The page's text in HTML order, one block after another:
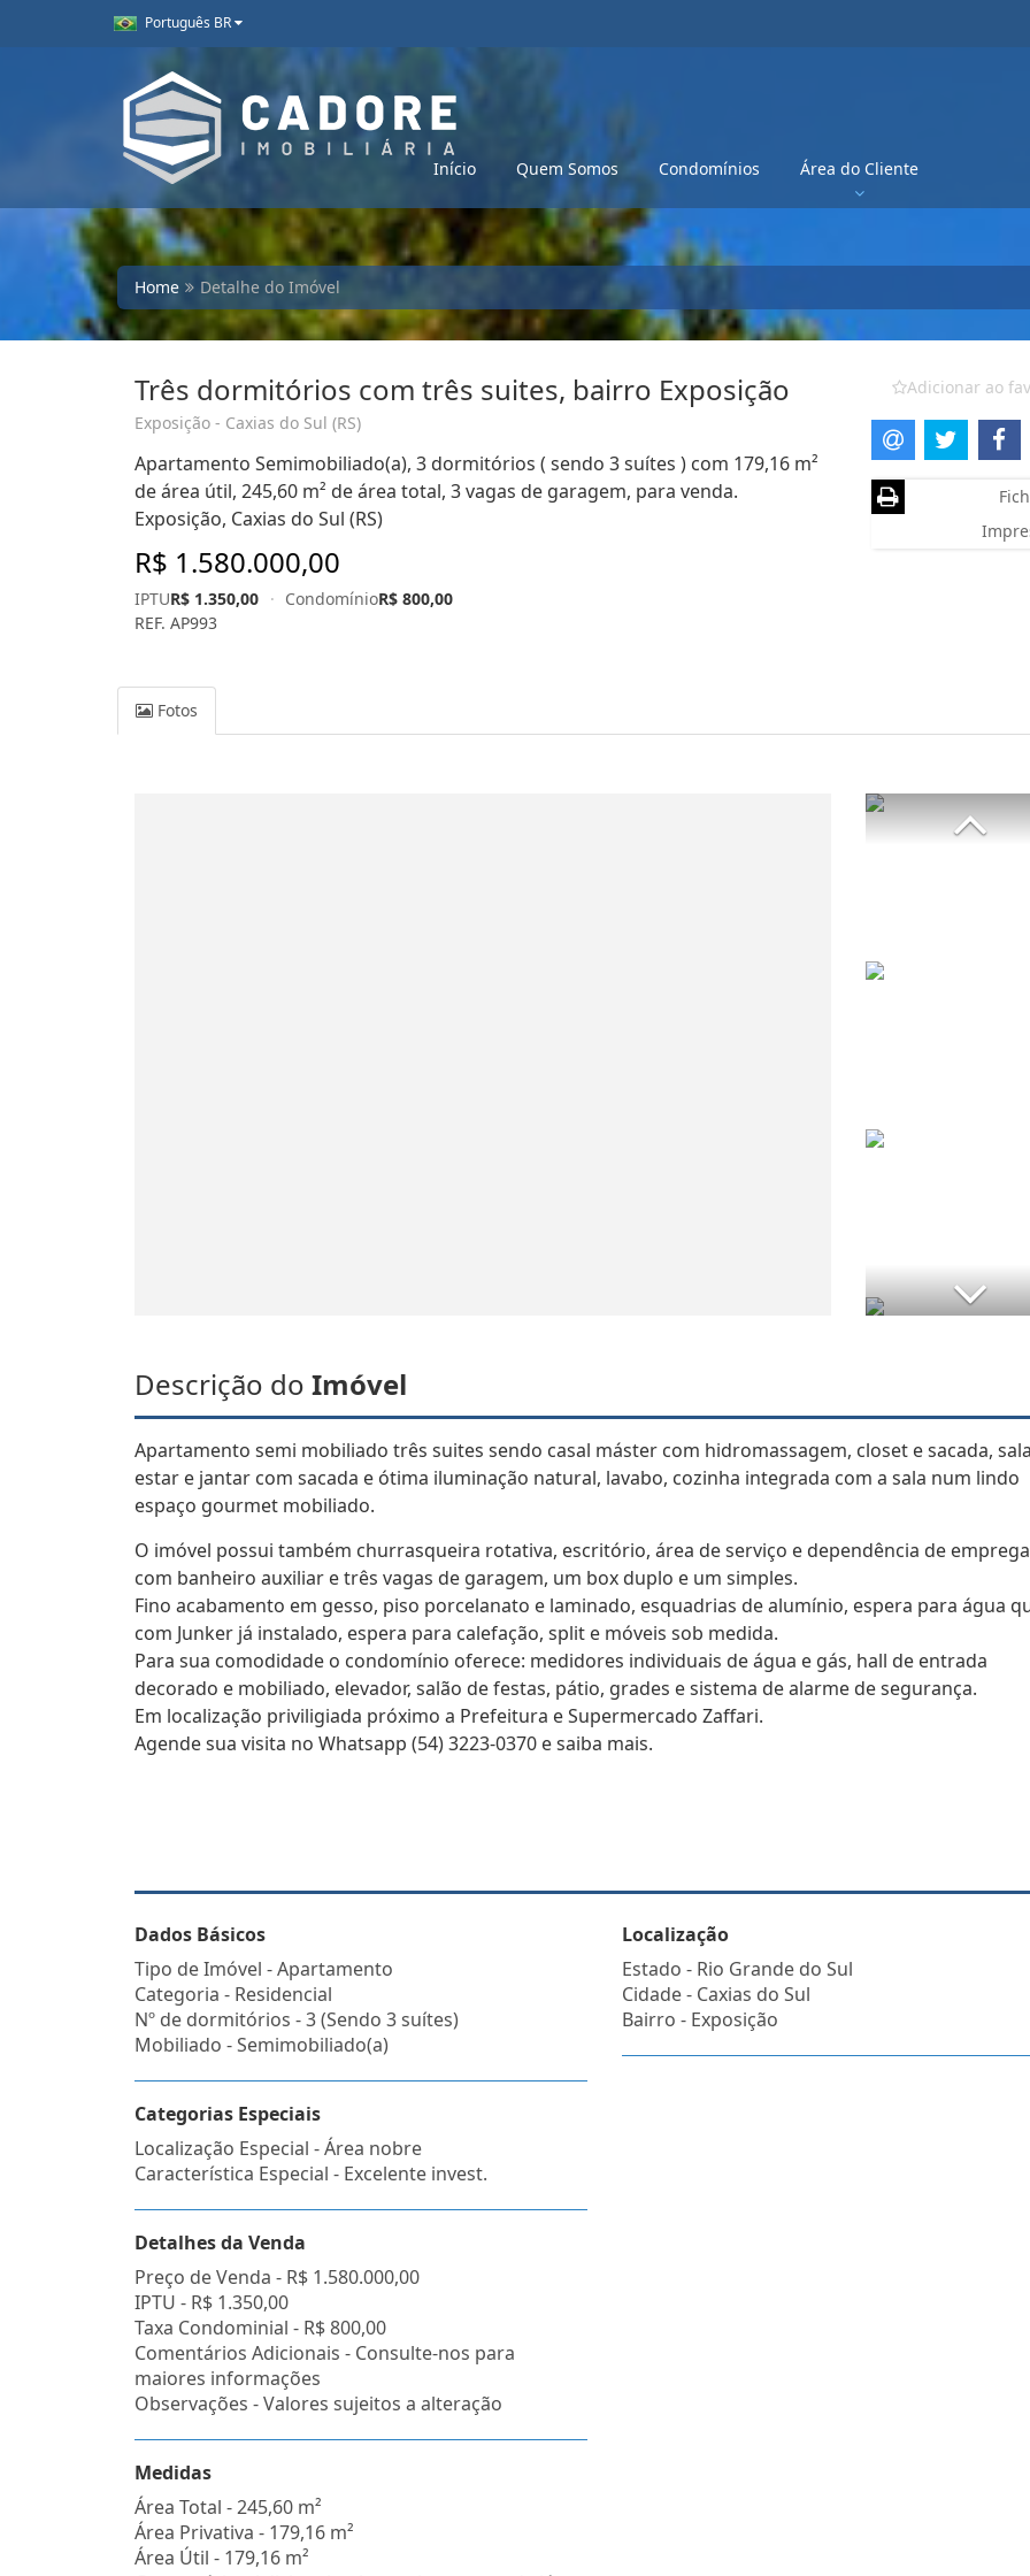
Português BR
Início Quem Somos Condomínios Área do Cliente
Home Detalhe do Imóvel
Três dormitórios com três suites, bairro Exposição
Exposição - Caxias do Sul (RS)
Apartamento Semimobiliado(a), 3 dormitórios ( sendo 3 suítes ) com 179,16 m²
de área útil, 245,60 m² de área total, 3 vagas de garagem, para venda.
Exposição, Caxias do Sul (RS)
R$ 1.580.000,00
IPTUR$ 1.350,00 · CondomínioR$ 800,00
REF. AP993
Adicionar ao
Fotos
Descrição do Imóvel
Apartamento semi mobiliado três suites sendo casal máster com hidromassagem, closet e sacada,
estar e jantar com sacada e ótima iluminação natural, lavabo, cozinha integrada com a sala num lindo
espaço gourmet mobiliado.
O imóvel possui também churrasqueira rotativa, escritório, área de serviço e dependência de
com banheiro auxiliar e três vagas de garagem, um box duplo e um simples.
Fino acabamento em gesso, piso porcelanato e laminado, esquadrias de alumínio, espera para água
com Junker já instalado, espera para calefação, split e móveis sob medida.
Para sua comodidade o condomínio oferece: medidores individuais de água e gás, hall de entrada
decorado e mobiliado, elevador, salão de festas, pátio, grades e sistema de alarme de segurança.
Em localização priviligiada próximo a Prefeitura e Supermercado Zaffari.
Agende sua visita no Whatsapp (54) 3223-0370 e saiba mais.
Dados Básicos
Tipo de Imóvel - Apartamento
Categoria - Residencial
Nº de dormitórios - 3 (Sendo 3 suítes)
Mobiliado - Semimobiliado(a)
Categorias Especiais
Localização Especial - Área nobre
Característica Especial - Excelente invest.
Detalhes da Venda
Preço de Venda - R$ 1.580.000,00
IPTU - R$ 1.350,00
Taxa Condominial - R$ 800,00
Comentários Adicionais - Consulte-nos para
maiores informações
Observações - Valores sujeitos a alteração
Medidas
Área Total - 245,60 m²
Área Privativa - 179,16 m²
Área Útil - 179,16 m²
Localização
Estado - Rio Grande do Sul
Cidade - Caxias do Sul
Bairro - Exposição